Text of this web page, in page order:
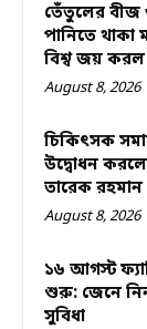
তেঁতুলের বীজ
পানিতে থাকা
বিশ্ব জয় করল
August 8, 2026
চিকিৎসক
উদ্বোধন করলেন
তারেক রহমান
August 8, 2026
১৬ আগস্ট
শুরু: জেনে
সুবিধা